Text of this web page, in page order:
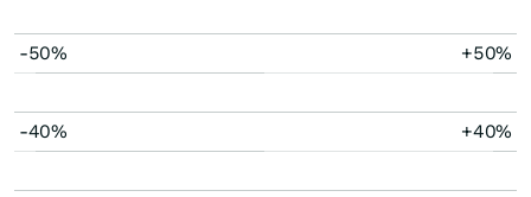
-50% +50%
-40% +40%